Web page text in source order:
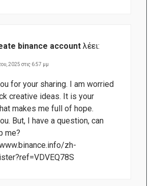
binance account λέει:
2025 στις 6:57 μμ
for your sharing. I am worried
creative ideas. It is your
makes me full of hope.
But, I have a question, can
me?
zh-